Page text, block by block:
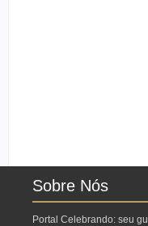
Sobre Nós
Portal Celebrando: seu